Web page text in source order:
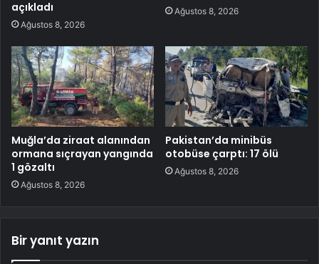
açıkladı
Ağustos 8, 2026
Ağustos 8, 2026
Muğla’da ziraat alanından
ormana sıçrayan yangında
1 gözaltı
Ağustos 8, 2026
Pakistan’da minibüs
otobüse çarptı: 17 ölü
Ağustos 8, 2026
Bir yanıt yazın